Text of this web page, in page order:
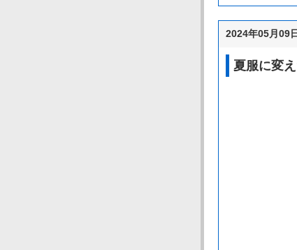
2024年05月09
夏服に変